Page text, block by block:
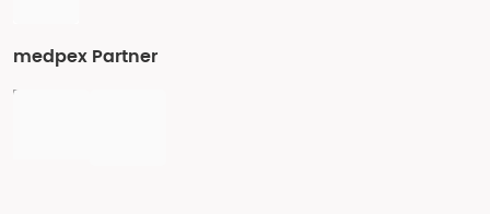
medpex Partner